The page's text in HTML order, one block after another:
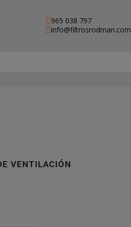
965 038 797
info@filtrosrodman.com
VENTILACIÓN